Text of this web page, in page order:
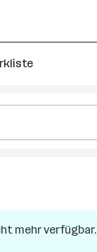
mehr verfügbar.